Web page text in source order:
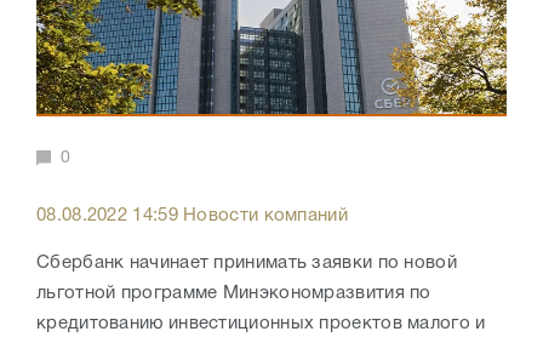
0
08.08.2022 14:59 Новости компаний
Сбербанк начинает принимать заявки по новой
льготной программе Минэкономразвития по
кредитованию инвестиционных проектов малого и